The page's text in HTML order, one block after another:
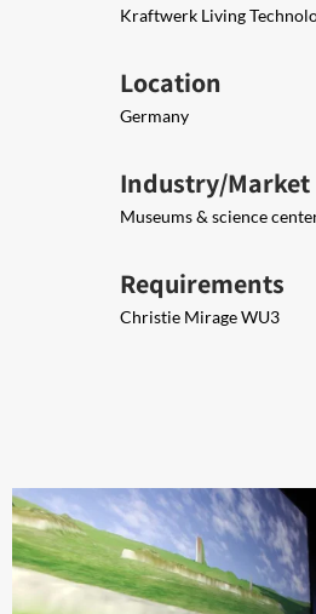
Kraftwerk Living
Location
Germany
Industry/Market
Museums & science
Requirements
Christie Mirage WU3